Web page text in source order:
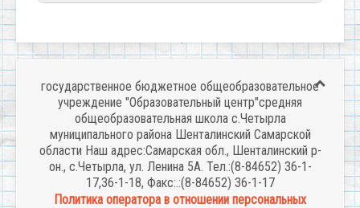
государственное бюджетное общеобразовательное
учреждение "Образовательный центр"средняя
общеобразовательная школа с.Четырла
муниципального района Шенталинский Самарской
области Наш адрес:Самарская обл., Шенталинский р-
он., с.Четырла, ул. Ленина 5А. Тел.:(8-84652) 36-1-
17,36-1-18, Факс:.:(8-84652) 36-1-17
Политика оператора в отношении персональных